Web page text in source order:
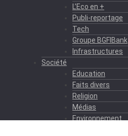
L’Eco en +
Publi-reportage
Tech
Groupe BGFIBank
Infrastructures
Société
Education
Faits divers
Religion
Médias
Environnement